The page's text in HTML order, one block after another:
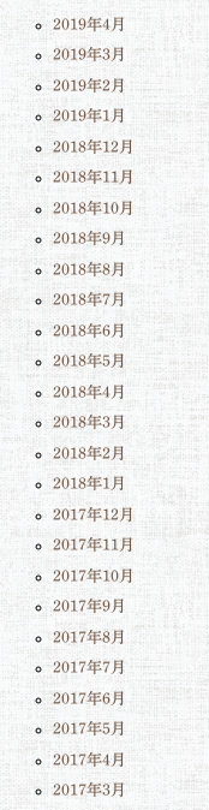
2019年4月
2019年3月
2019年2月
2019年1月
2018年12月
2018年11月
2018年10月
2018年9月
2018年8月
2018年7月
2018年6月
2018年5月
2018年4月
2018年3月
2018年2月
2018年1月
2017年12月
2017年11月
2017年10月
2017年9月
2017年8月
2017年7月
2017年6月
2017年5月
2017年4月
2017年3月